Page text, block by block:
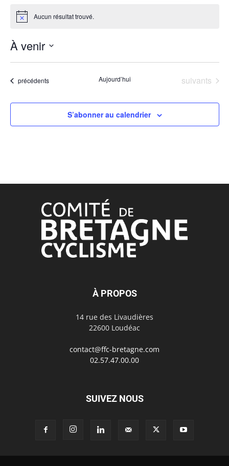
Notice Aucun résultat trouvé.
À venir
date.Événements
précédents Aujourd’hui Événements
suivants
S’abonner au calendrier
À PROPOS
14 rue des Livaudières
22600 Loudéac
contact@ffc-bretagne.com
02.57.47.00.00
SUIVEZ NOUS